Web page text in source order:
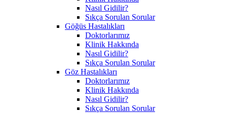
Nasıl Gidilir?
Sıkça Sorulan Sorular
Göğüs Hastalıkları
Doktorlarımız
Klinik Hakkında
Nasıl Gidilir?
Sıkça Sorulan Sorular
Göz Hastalıkları
Doktorlarımız
Klinik Hakkında
Nasıl Gidilir?
Sıkça Sorulan Sorular